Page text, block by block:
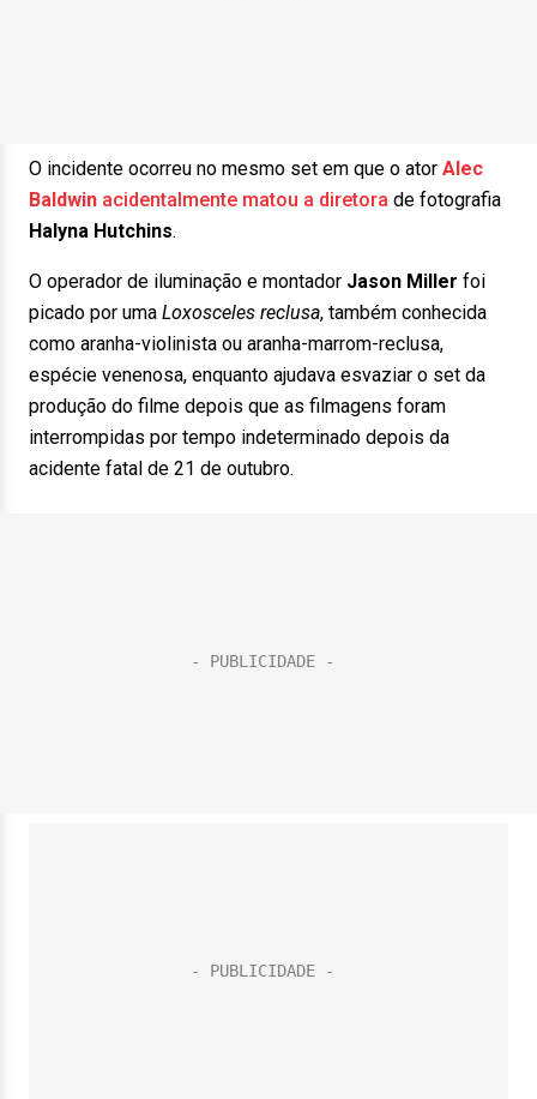
O incidente ocorreu no mesmo set em que o ator Alec
Baldwin acidentalmente matou a diretora de fotografia
Halyna Hutchins.
O operador de iluminação e montador Jason Miller foi
picado por uma Loxosceles reclusa, também conhecida
como aranha-violinista ou aranha-marrom-reclusa,
espécie venenosa, enquanto ajudava esvaziar o set da
produção do filme depois que as filmagens foram
interrompidas por tempo indeterminado depois da
acidente fatal de 21 de outubro.